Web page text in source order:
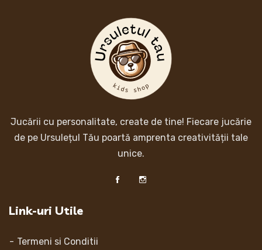
Jucării cu personalitate, create de tine! Fiecare jucărie
de pe Ursulețul Tău poartă amprenta creativității tale
unice.
Link-uri Utile
Termeni si Conditii